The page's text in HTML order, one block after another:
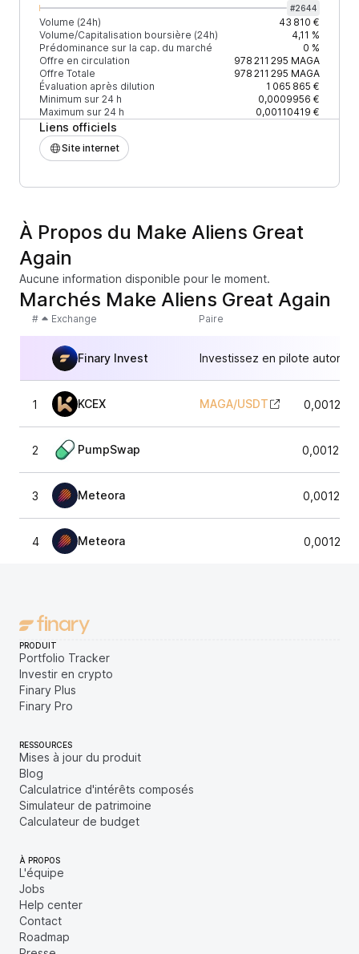
#2644
Volume (24h)
43 810 €
Volume/Capitalisation boursière (24h)
4,11 %
Prédominance sur la cap. du marché
0 %
Offre en circulation
978 211 295 MAGA
Offre Totale
978 211 295 MAGA
Évaluation après dilution
1 065 865 €
Minimum sur 24 h
0,0009956 €
Maximum sur 24 h
0,00110419 €
Liens officiels
Site internet
À Propos du Make Aliens Great
Again
Aucune information disponible pour le moment.
Marchés Make Aliens Great Again
# Exchange Paire
Finary Invest Investissez en pilote
1 KCEX MAGA/USDT
2 PumpSwap
3 Meteora
4 Meteora
PRODUIT
Portfolio Tracker
Investir en crypto
Finary Plus
Finary Pro
RESSOURCES
Mises à jour du produit
Blog
Calculatrice d'intérêts composés
Simulateur de patrimoine
Calculateur de budget
À PROPOS
L'équipe
Jobs
Help center
Contact
Roadmap